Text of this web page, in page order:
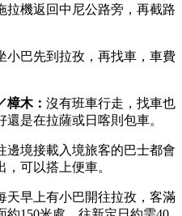
拉機返回中尼公路旁，再截路
小巴先到拉孜，再找車，車費
木： 沒有班車行走，找車也
是在拉薩或日喀則包車。
境接載入境旅客的巴士都會
可以搭上便車。
天早上有小巴開往拉孜，客滿